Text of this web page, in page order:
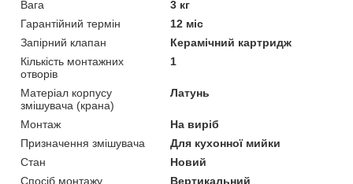
Вага
3 кг
Гарантійний термін
12 міс
Запірний клапан
Керамічний картридж
Кількість монтажних
отворів
1
Матеріал корпусу
змішувача (крана)
Латунь
Монтаж
На виріб
Призначення змішувача
Для кухонної мийки
Стан
Новий
Спосіб монтажу
Вертикальний